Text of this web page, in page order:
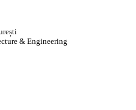
& Engineering